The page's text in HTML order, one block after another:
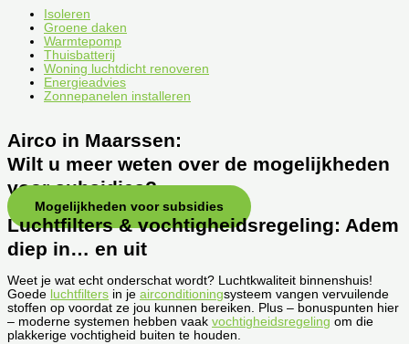
Isoleren
Groene daken
Warmtepomp
Thuisbatterij
Woning luchtdicht renoveren
Energieadvies
Zonnepanelen installeren
Airco in Maarssen:
Wilt u meer weten over de mogelijkheden
voor subsidies?
Mogelijkheden voor subsidies
Luchtfilters & vochtigheidsregeling: Adem
diep in… en uit
Weet je wat echt onderschat wordt? Luchtkwaliteit binnenshuis!
Goede luchtfilters in je airconditioningsysteem vangen vervuilende
stoffen op voordat ze jou kunnen bereiken. Plus – bonuspunten hier
– moderne systemen hebben vaak vochtigheidsregeling om die
plakkerige vochtigheid buiten te houden.